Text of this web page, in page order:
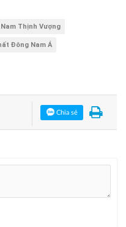
Thịnh Vượng
Đông Nam Á
Chia sẻ